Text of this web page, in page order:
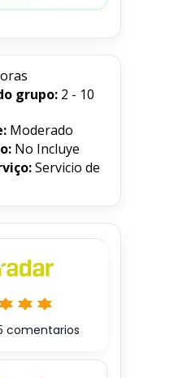
grupo: 2 - 10
Moderado
No Incluye
Servicio de
comentarios